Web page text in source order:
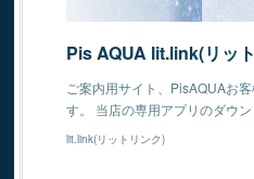
Pis AQUA lit.link(リッ
ご案内用サイト、PisAQUAお
す。 当店の専用アプリのダウ
lit.link(リットリンク)